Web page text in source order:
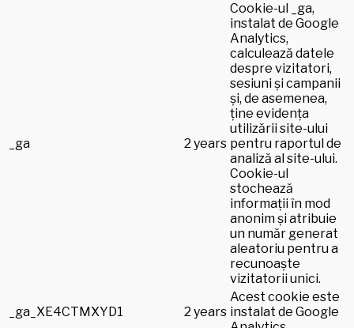
_ga 2 years
Cookie-ul _ga,
instalat de Google
Analytics,
calculează datele
despre vizitatori,
sesiuni și campanii
și, de asemenea,
ține evidența
utilizării site-ului
pentru raportul de
analiză al site-ului.
Cookie-ul
stochează
informații în mod
anonim și atribuie
un număr generat
aleatoriu pentru a
recunoaște
vizitatorii unici.
_ga_XE4CTMXYD1 2 years
Acest cookie este
instalat de Google